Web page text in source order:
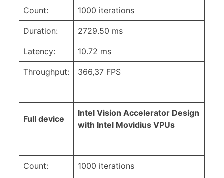
Count: 1000 iterations
Duration: 2729.50 ms
Latency: 10.72 ms
Throughput: 366,37 FPS
Full device
Intel Vision Accelerator Design
with Intel Movidius VPUs
Count: 1000 iterations